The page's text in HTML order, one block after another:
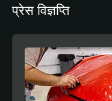
प्रेस विज्ञप्ति